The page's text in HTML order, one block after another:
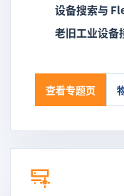
设备搜索与
老旧工业设备
查看专题页